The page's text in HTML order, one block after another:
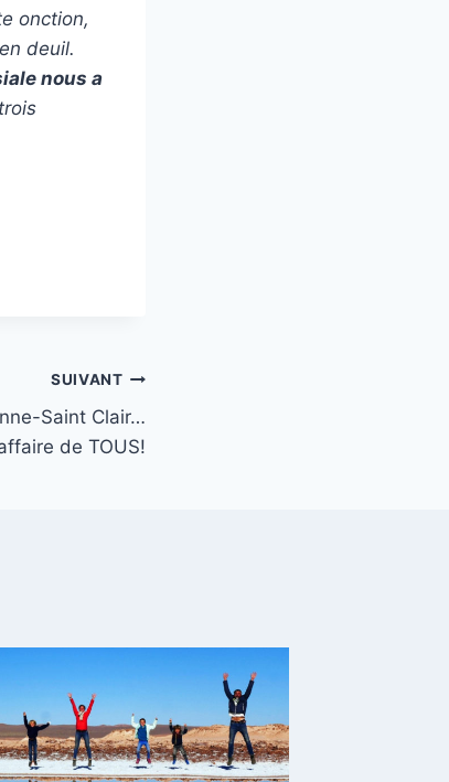
onction,
deuil.
nous a
SUIVANT
Saint Clair…
de TOUS!